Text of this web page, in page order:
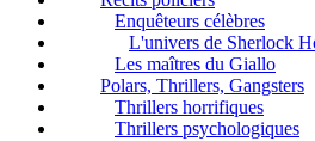
Enquêteurs célèbres
L'univers de Sherlock
Les maîtres du Giallo
Polars, Thrillers, Gangsters
Thrillers horrifiques
Thrillers psychologiques